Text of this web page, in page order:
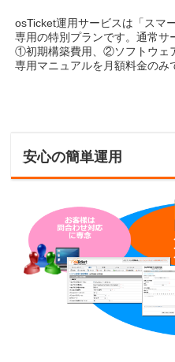
osTicket運用サービスは「スマ
専用の特別プランです。通常サ
①初期構築費用、②ソフトウェ
専用マニュアルを月額料金のみ
安心の簡単運用